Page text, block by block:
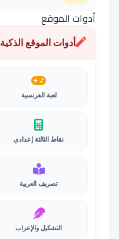
أدوات الموقع
أدوات الموقع الذكية
لعبة الفرنسية
نقاط الثالثة إعدادي
تصريف العربية
التشكيل والإعراب